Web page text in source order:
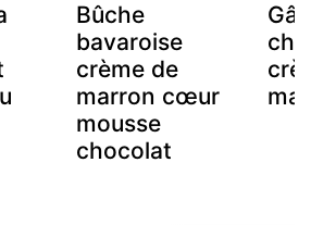
Bûche
bavaroise
crème de
marron cœur
mousse
chocolat